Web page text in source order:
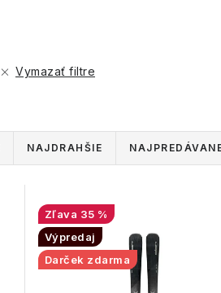
Vymazať filtre
NAJDRAHŠIE
35 %
Výpredaj
Darček zdarma